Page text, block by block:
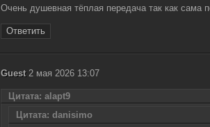
Очень душевная тёплая передача так как сама
Ответить
Guest2 мая 2026 13:07
Цитата: alapt9
Цитата: danisimo